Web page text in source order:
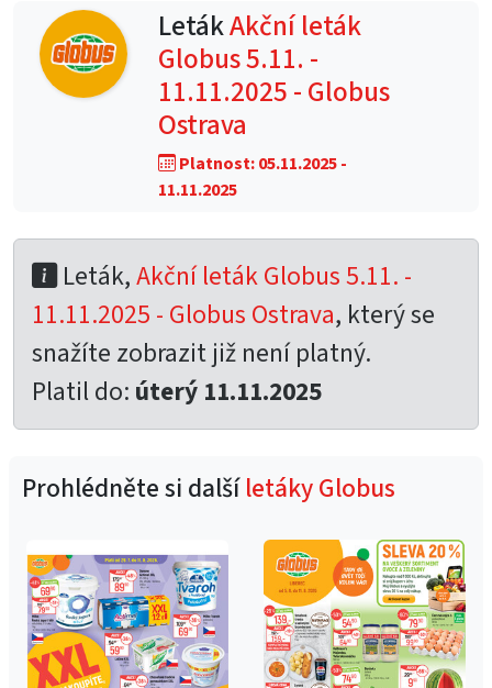
LetákAkční leták
Globus 5.11. -
11.11.2025 - Globus
Ostrava
Platnost: 05.11.2025 -
11.11.2025
Leták,Akční leták Globus 5.11. -
11.11.2025 - Globus Ostrava, který se
snažíte zobrazit již není platný.
Platil do: úterý 11.11.2025
Prohlédněte si dalšíletáky Globus